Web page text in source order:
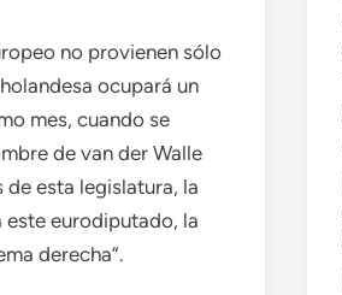
no provienen sólo
ocupará un
mes, cuando se
de van der Walle
esta legislatura, la
este eurodiputado, la
derecha”.